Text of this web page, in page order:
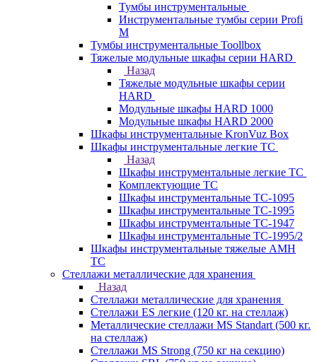
Тумбы инструментальные
Инструментальные тумбы серии Profi
M
Тумбы инструментальные Toollbox
Тяжелые модульные шкафы серии HARD
Назад
Тяжелые модульные шкафы серии
HARD
Модульные шкафы HARD 1000
Модульные шкафы HARD 2000
Шкафы инструментальные KronVuz Box
Шкафы инструментальные легкие ТС
Назад
Шкафы инструментальные легкие ТС
Комплектующие ТС
Шкафы инструментальные TC-1095
Шкафы инструментальные TC-1995
Шкафы инструментальные ТС-1947
Шкафы инструментальные ТС-1995/2
Шкафы инструментальные тяжелые AMH
TC
Стеллажи металлические для хранения
Назад
Стеллажи металлические для хранения
Стеллажи ES легкие (120 кг. на стеллаж)
Металлические стеллажи MS Standart (500 кг.
на стеллаж)
Стеллажи MS Strong (750 кг на секцию)